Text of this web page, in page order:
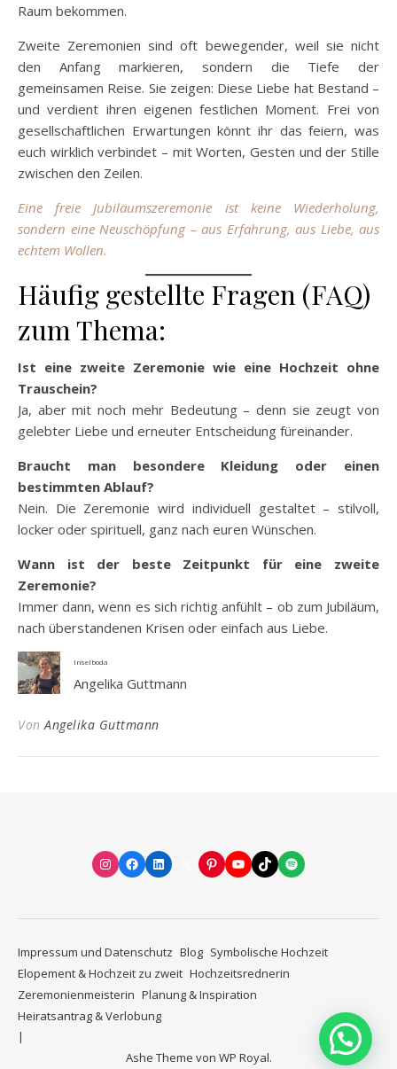
Raum bekommen.
Zweite Zeremonien sind oft bewegender, weil sie nicht
den Anfang markieren, sondern die Tiefe der
gemeinsamen Reise. Sie zeigen: Diese Liebe hat Bestand –
und verdient ihren eigenen festlichen Moment. Frei von
gesellschaftlichen Erwartungen könnt ihr das feiern, was
euch wirklich verbindet – mit Worten, Gesten und der Stille
zwischen den Zeilen.
Eine freie Jubiläumszeremonie ist keine Wiederholung,
sondern eine Neuschöpfung – aus Erfahrung, aus Liebe, aus
echtem Wollen.
Häufig gestellte Fragen (FAQ)
zum Thema:
Ist eine zweite Zeremonie wie eine Hochzeit ohne
Trauschein?
Ja, aber mit noch mehr Bedeutung – denn sie zeugt von
gelebter Liebe und erneuter Entscheidung füreinander.
Braucht man besondere Kleidung oder einen
bestimmten Ablauf?
Nein. Die Zeremonie wird individuell gestaltet – stilvoll,
locker oder spirituell, ganz nach euren Wünschen.
Wann ist der beste Zeitpunkt für eine zweite
Zeremonie?
Immer dann, wenn es sich richtig anfühlt – ob zum Jubiläum,
nach überstandenen Krisen oder einfach aus Liebe.
Inselboda
Angelika Guttmann
VonAngelika Guttmann
Instagram
FacebookLinkedInPinterest
YouTube
TikTokSpotify
Impressum und Datenschutz Blog Symbolische Hochzeit
Elopement & Hochzeit zu zweit Hochzeitsrednerin
Zeremonienmeisterin Planung & Inspiration
Heiratsantrag & Verlobung
Ashe Theme von WP Royal.